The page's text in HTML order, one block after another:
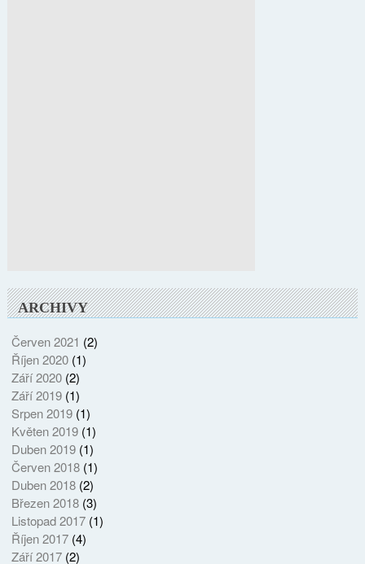
ARCHIVY
Červen 2021 (2)
Říjen 2020(1)
Září 2020(2)
Září 2019(1)
Srpen 2019(1)
Květen 2019(1)
Duben 2019(1)
Červen 2018(1)
Duben 2018(2)
Březen 2018(3)
Listopad 2017(1)
Říjen 2017(4)
Září 2017(2)